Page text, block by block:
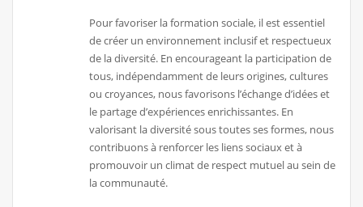
Pour favoriser la formation sociale, il est essentiel
de créer un environnement inclusif et respectueux
de la diversité. En encourageant la participation de
tous, indépendamment de leurs origines, cultures
ou croyances, nous favorisons l’échange d’idées et
le partage d’expériences enrichissantes. En
valorisant la diversité sous toutes ses formes, nous
contribuons à renforcer les liens sociaux et à
promouvoir un climat de respect mutuel au sein de
la communauté.